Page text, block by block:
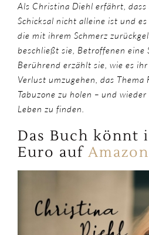
Als Christina Diehl erfährt, dass
Schicksal nicht alleine ist und
die mit ihrem Schmerz
beschließt sie, Betroffenen eine
Berührend erzählt sie, wie es
Verlust umzugehen, das
Tabuzone zu holen – und
Leben zu finden.
Das Buch könnt
Euro auf